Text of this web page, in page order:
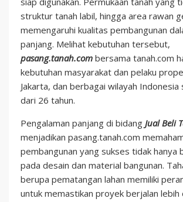
struktur tanah labil, hingga area rawan
memengaruhi kualitas pembangunan
panjang. Melihat kebutuhan tersebut,
pasang.tanah.com bersama tanah.com
kebutuhan masyarakat dan pelaku
Jakarta, dan berbagai wilayah Indonesia
dari 26 tahun.
Pengalaman panjang di bidang Jual Beli
menjadikan pasang.tanah.com
pembangunan yang sukses tidak hanya
pada desain dan material bangunan.
berupa pematangan lahan memiliki
untuk memastikan proyek berjalan lebih